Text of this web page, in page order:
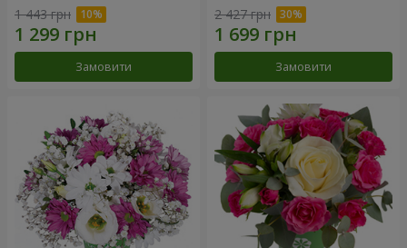
1 443 грн
Замовити
2 427 грн
Замовити